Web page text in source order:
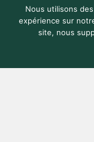
Nous utilisons
expérience sur
site, nous